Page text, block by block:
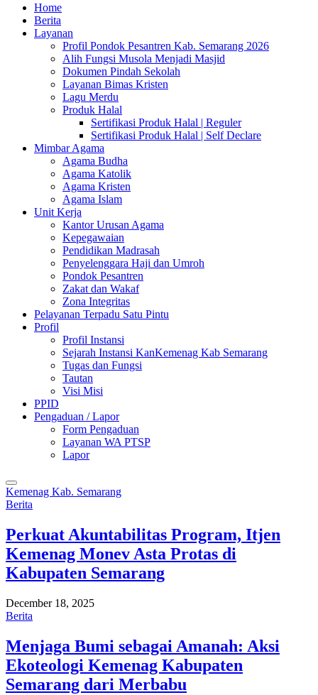
Home
Berita
Layanan
Profil Pondok Pesantren Kab. Semarang 2026
Alih Fungsi Musola Menjadi Masjid
Dokumen Pindah Sekolah
Layanan Bimas Kristen
Lagu Merdu
Produk Halal
Sertifikasi Produk Halal | Reguler
Sertifikasi Produk Halal | Self Declare
Mimbar Agama
Agama Budha
Agama Katolik
Agama Kristen
Agama Islam
Unit Kerja
Kantor Urusan Agama
Kepegawaian
Pendidikan Madrasah
Penyelenggara Haji dan Umroh
Pondok Pesantren
Zakat dan Wakaf
Zona Integritas
Pelayanan Terpadu Satu Pintu
Profil
Profil Instansi
Sejarah Instansi KanKemenag Kab Semarang
Tugas dan Fungsi
Tautan
Visi Misi
PPID
Pengaduan / Lapor
Form Pengaduan
Layanan WA PTSP
Lapor
Kemenag Kab. Semarang
Berita
Perkuat Akuntabilitas Program, Itjen
Kemenag Monev Asta Protas di
Kabupaten Semarang
December 18, 2025
Berita
Menjaga Bumi sebagai Amanah: Aksi
Ekoteologi Kemenag Kabupaten
Semarang dari Merbabu